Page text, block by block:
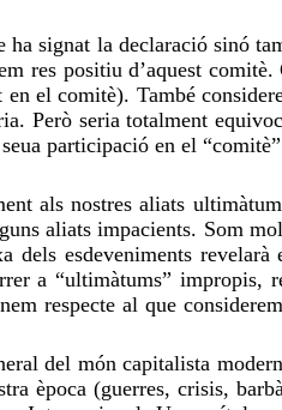
signat la declaració sinó
res positiu d’aquest comitè.
en el comitè). També
Però seria totalment
participació en el
als nostres aliats
aliats impacients. Som
dels esdeveniments revelarà
a “ultimàtums” impropis,
respecte al que considerem
del món capitalista
època (guerres, crisis,